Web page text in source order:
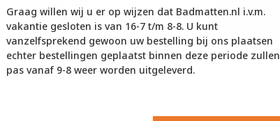
Graag willen wij u er op wijzen dat Badmatten.nl i.v.m.
vakantie gesloten is van 16-7 t/m 8-8. U kunt
vanzelfsprekend gewoon uw bestelling bij ons plaatsen
echter bestellingen geplaatst binnen deze periode zullen
pas vanaf 9-8 weer worden uitgeleverd.